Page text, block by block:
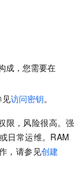
成，您需要在
见访问密钥。
限，风险很高。强
日常运维。RAM
，请参见创建